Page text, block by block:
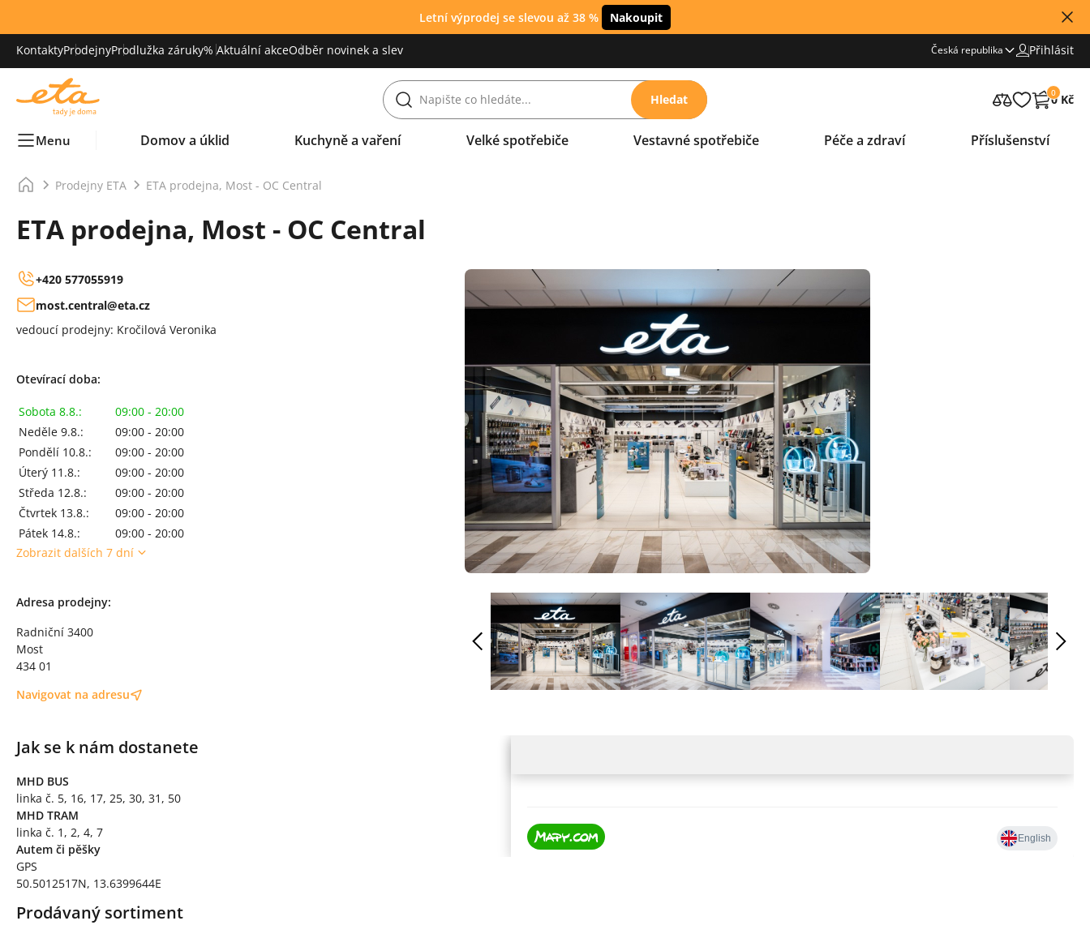
Letní výprodej se slevou až 38 % Nakoupit
KontaktyProdejnyProdlužka záruky% Aktuální akceOdběr novinek a slev Česká republika Přihlásit
Hledat 0
0 Kč
Menu Domov a úklid Kuchyně a vaření Velké spotřebiče Vestavné spotřebiče Péče a zdraví Příslušenství
Prodejny ETA ETA prodejna, Most - OC Central
ETA prodejna, Most - OC Central
+420 577055919
most.central@eta.cz
vedoucí prodejny: Kročilová Veronika
Otevírací doba:
Sobota 8.8.:
09:00 - 20:00
Neděle 9.8.:
09:00 - 20:00
Pondělí 10.8.:
09:00 - 20:00
Úterý 11.8.:
09:00 - 20:00
Středa 12.8.:
09:00 - 20:00
Čtvrtek 13.8.:
09:00 - 20:00
Pátek 14.8.:
09:00 - 20:00
Zobrazit dalších 7 dní
Adresa prodejny:
Radniční 3400
Most
434 01
Navigovat na adresu
Jak se k nám dostanete
MHD BUS
linka č. 5, 16, 17, 25, 30, 31, 50
MHD TRAM
linka č. 1, 2, 4, 7
Autem či pěšky
GPS
50.5012517N, 13.6399644E
Prodávaný sortiment